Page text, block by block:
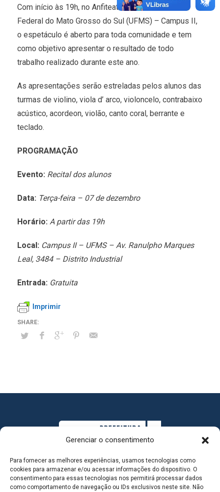
Gerenciar o consentimento
Para fornecer as melhores experiências, usamos tecnologias como
cookies para armazenar e/ou acessar informações do dispositivo. O
consentimento para essas tecnologias nos permitirá processar dados
como comportamento de navegação ou IDs exclusivos neste site. Não
Com início às 19h, no Anfiteatro da Universidade
Federal do Mato Grosso do Sul (UFMS) – Campus II,
o espetáculo é aberto para toda comunidade e tem
como objetivo apresentar o resultado de todo
trabalho realizado durante este ano.
As apresentações serão estreladas pelos alunos das
turmas de violino, viola d’ arco, violoncelo, contrabaixo
acústico, acordeon, violão, canto coral, berrante e
teclado.
PROGRAMAÇÃO
Evento: Recital dos alunos
Data: Terça-feira – 07 de dezembro
Horário: A partir das 19h
Local: Campus II – UFMS – Av. Ranulpho Marques
Leal, 3484 – Distrito Industrial
Entrada: Gratuita
Imprimir